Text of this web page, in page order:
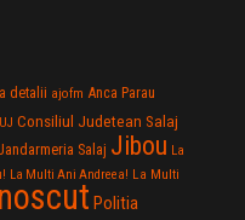
detalii ajofm Anca Parau
Consiliul Judetean Salaj
Salaj Jibou La
La Multi Ani Andreea! La Multi
Politia